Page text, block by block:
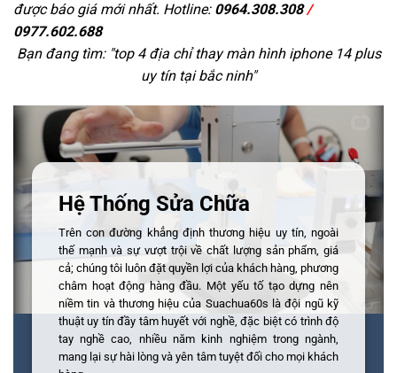
được báo giá mới nhất. Hotline: 0964.308.308/
0977.602.688
Bạn đang tìm: "top 4 địa chỉ thay màn hình iphone 14 plus
uy tín tại bắc ninh"
Hệ Thống Sửa Chữa
Trên con đường khẳng định thương hiệu uy tín, ngoài
thế mạnh và sự vượt trội về chất lượng sản phẩm, giá
cả; chúng tôi luôn đặt quyền lợi của khách hàng, phương
châm hoạt động hàng đầu. Một yếu tố tạo dựng nên
niềm tin và thương hiệu của Suachua60s là đội ngũ kỹ
thuật uy tín đầy tâm huyết với nghề, đặc biệt có trình độ
tay nghề cao, nhiều năm kinh nghiệm trong ngành,
mang lại sự hài lòng và yên tâm tuyệt đối cho mọi khách